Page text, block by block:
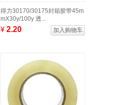
得力30170/30175封箱胶带45m
mX30y/100y 透...
¥2.20 加入购物车